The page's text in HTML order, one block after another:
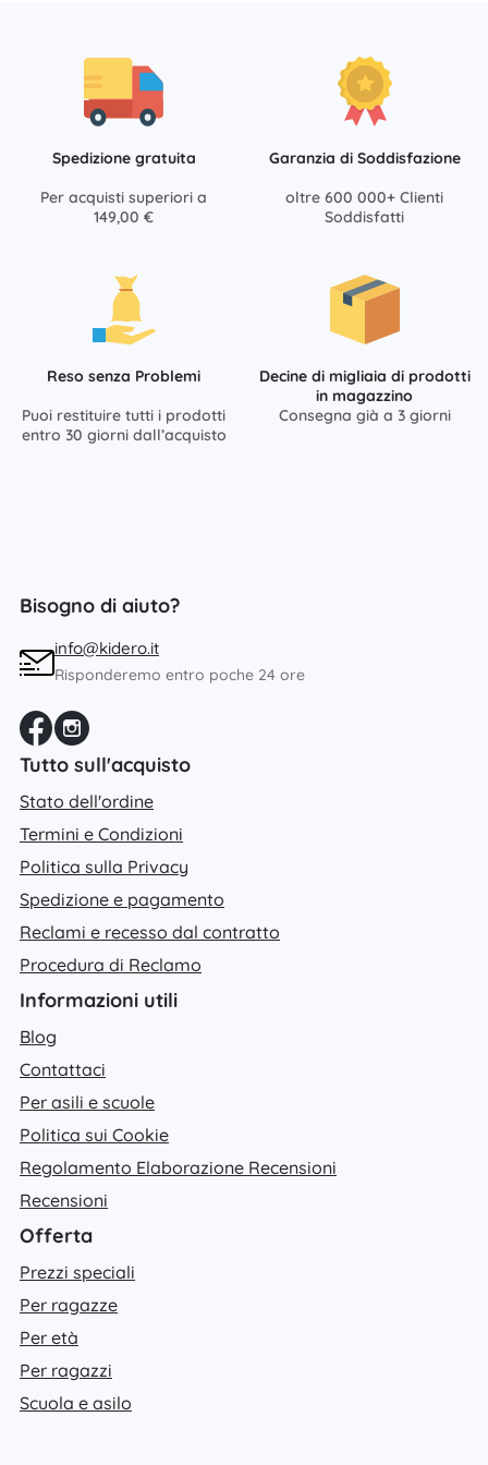
Spedizione gratuita
Per acquisti superiori a
149,00 €
Garanzia di Soddisfazione
oltre 600 000+ Clienti
Soddisfatti
Reso senza Problemi
Puoi restituire tutti i prodotti
entro 30 giorni dall’acquisto
Decine di migliaia di prodotti
in magazzino
Consegna già a 3 giorni
Bisogno di aiuto?
info@kidero.it
Risponderemo entro poche 24 ore
Tutto sull'acquisto
Stato dell'ordine
Termini e Condizioni
Politica sulla Privacy
Spedizione e pagamento
Reclami e recesso dal contratto
Procedura di Reclamo
Informazioni utili
Blog
Contattaci
Per asili e scuole
Politica sui Cookie
Regolamento Elaborazione Recensioni
Recensioni
Offerta
Prezzi speciali
Per ragazze
Per età
Per ragazzi
Scuola e asilo